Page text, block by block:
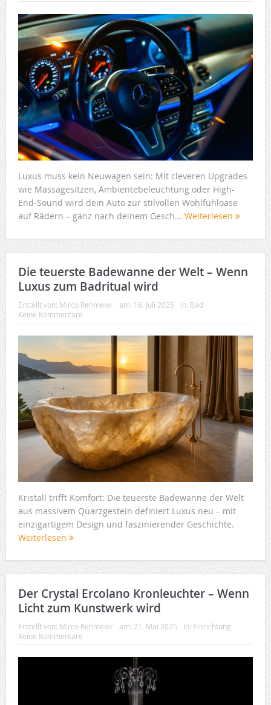
Luxus muss kein Neuwagen sein: Mit cleveren Upgrades
wie Massagesitzen, Ambientebeleuchtung oder High-
End-Sound wird dein Auto zur stilvollen Wohlfühloase
auf Rädern – ganz nach deinem Gesch... Weiterlesen
Die teuerste Badewanne der Welt – Wenn
Luxus zum Badritual wird
Erstellt von: Mirco Rehmeier am: 16. Juli 2025 In: Bad
Keine Kommentare
Kristall trifft Komfort: Die teuerste Badewanne der Welt
aus massivem Quarzgestein definiert Luxus neu – mit
einzigartigem Design und faszinierender Geschichte.
Weiterlesen
Der Crystal Ercolano Kronleuchter – Wenn
Licht zum Kunstwerk wird
Erstellt von: Mirco Rehmeier am: 21. Mai 2025 In: Einrichtung
Keine Kommentare